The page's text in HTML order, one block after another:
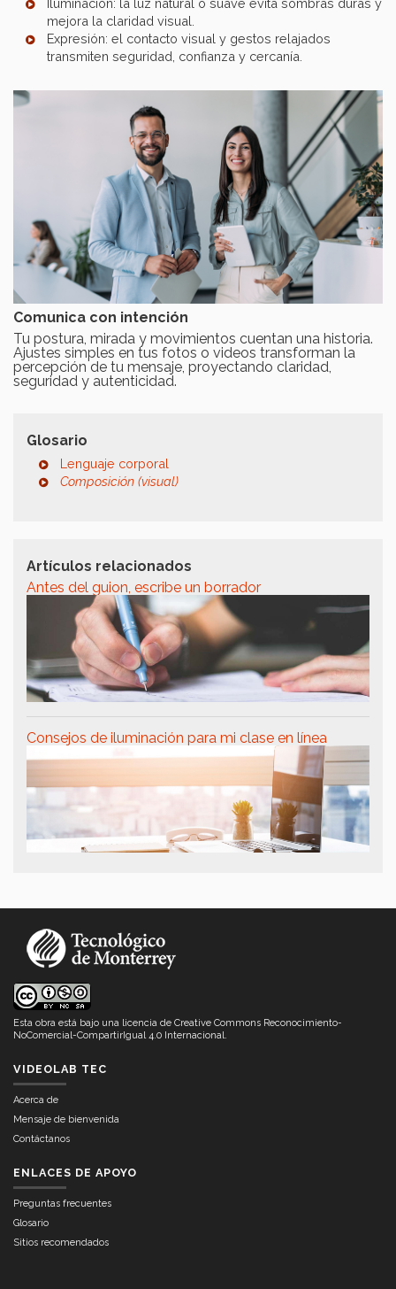
mejora la claridad visual.
Expresión: el contacto visual y gestos relajados
transmiten seguridad, confianza y cercanía.
Comunica con intención
Tu postura, mirada y movimientos cuentan una historia.
Ajustes simples en tus fotos o videos transforman la
percepción de tu mensaje, proyectando claridad,
seguridad y autenticidad.
Glosario
Lenguaje corporal
Composición (visual)
Artículos relacionados
Antes del guion, escribe un borrador
Consejos de iluminación para mi clase en línea
Esta obra está bajo una licencia de Creative Commons Reconocimiento-
NoComercial-CompartirIgual 4.0 Internacional.
VIDEOLAB TEC
Acerca de
Mensaje de bienvenida
Contáctanos
ENLACES DE APOYO
Preguntas frecuentes
Glosario
Sitios recomendados